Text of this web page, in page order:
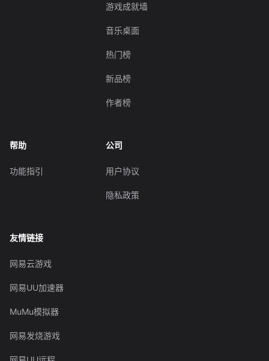
游戏成就墙
音乐桌面
热门榜
新品榜
作者榜
帮助
功能指引
公司
用户协议
隐私政策
友情链接
网易云游戏
网易UU加速器
MuMu模拟器
网易发烧游戏